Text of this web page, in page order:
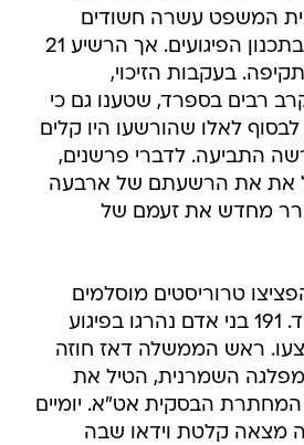
המשפט עשרה חשודים
נוספים מהאישומים בתכנון הפיגועים. אך הרשיע 21
בעקבות הזיכוי,
רבים בספרד, שטענו גם כי
לבסוף לאלו שהורשעו היו קלים
התביעה. לדברי פרשנים,
את את הרשעתם של ארבעה
מחדש את זעמם של
במרץ 2004, הפציצו טרוריסטים מוסלמים
ארבע רכבות במדריד. 191 בני אדם נהרגו בפיגוע
ו-1,800 נפצעו. ראש הממשלה דאז חוזה
השמרנית, הטיל את
המחתרת הבסקית אט"א. יומיים
מצאה קלטת וידאו שבה